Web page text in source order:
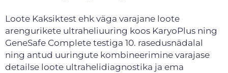
Loote Kaksiktest ehk väga varajane loote
arengurikete ultraheliuuring koos KaryoPlus ning
GeneSafe Complete testiga 10. rasedusnädalal
ning antud uuringute kombineerimine varajase
detailse loote ultrahelidiagnostika ja ema